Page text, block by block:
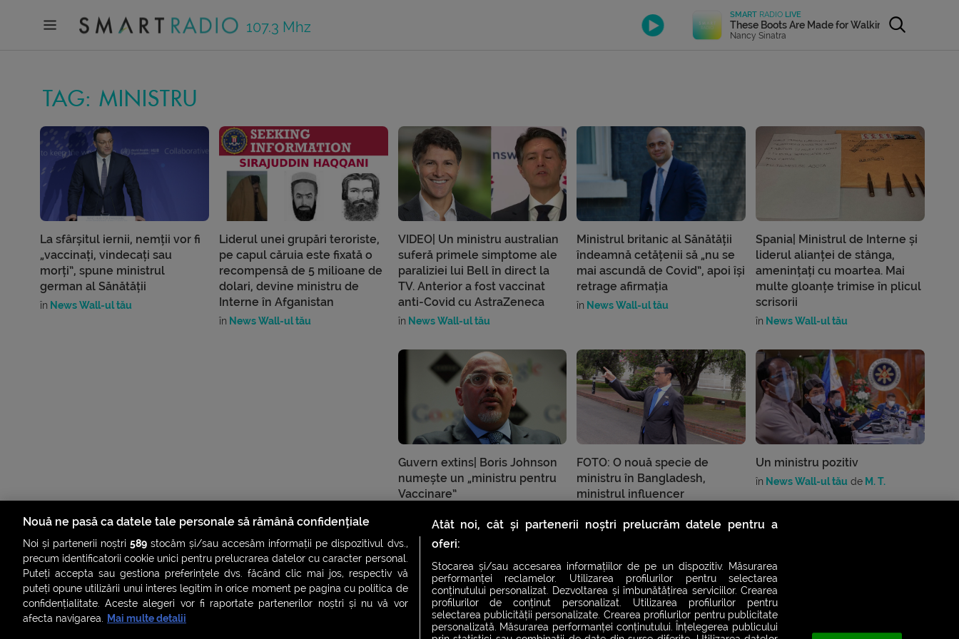
107.3 Mhz
SMART RADIO LIVE
These Boots Are Made for Walkin
Nancy Sinatra
TAG: MINISTRU
La sfârșitul iernii, nemții vor fi
„vaccinați, vindecați sau
morți”, spune ministrul
german al Sănătății
în News Wall-ul tău
Liderul unei grupări teroriste,
pe capul căruia este fixată o
recompensă de 5 milioane de
dolari, devine ministru de
Interne în Afganistan
în News Wall-ul tău
VIDEO| Un ministru australian
suferă primele simptome ale
paraliziei lui Bell în direct la
TV. Anterior a fost vaccinat
anti-Covid cu AstraZeneca
în News Wall-ul tău
Ministrul britanic al Sănătății
îndeamnă cetățenii să „nu se
mai ascundă de Covid”, apoi își
retrage afirmația
în News Wall-ul tău
Spania| Ministrul de Interne și
liderul alianței de stânga,
amenințați cu moartea. Mai
multe gloanțe trimise în plicul
scrisorii
în News Wall-ul tău
Guvern extins| Boris Johnson
numește un „ministru pentru
Vaccinare”
FOTO: O nouă specie de
ministru în Bangladesh,
ministrul influencer
deAlexandru Anghel
Un ministru pozitiv
în News Wall-ul tău de M. T.
Nouă ne pasă ca datele tale personale să rămână confidențiale
Noi și partenerii noștri589 stocăm și/sau accesăm informații pe dispozitivul dvs.,
precum identificatorii cookie unici pentru prelucrarea datelor cu caracter personal.
Puteți accepta sau gestiona preferințele dvs. făcând clic mai jos, respectiv vă
puteți opune utilizării unui interes legitim în orice moment pe pagina cu politica de
confidențialitate. Aceste alegeri vor fi raportate partenerilor noștri și nu vă vor
afecta navigarea. Mai multe detalii
Atât noi, cât și partenerii noștri prelucrăm datele pentru a
oferi:
Stocarea și/sau accesarea informațiilor de pe un dispozitiv. Măsurarea
performanței reclamelor. Utilizarea profilurilor pentru selectarea
conținutului personalizat. Dezvoltarea și îmbunătățirea serviciilor. Crearea
profilurilor de conținut personalizat. Utilizarea profilurilor pentru
selectarea publicității personalizate. Crearea profilurilor pentru publicitate
personalizată. Măsurarea performanței conținutului. Înțelegerea publicului